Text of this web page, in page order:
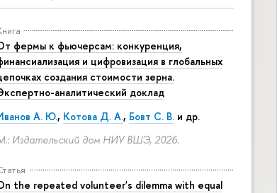
фермы к фьючерсам: конкуренция,
и цифровизация в глобальных
создания стоимости зерна.
аналитический доклад
А. Ю., Котова Д. А., Бовт С. В. и др.
Издательский дом НИУ ВШЭ, 2026.
the repeated volunteer's dilemma with equal